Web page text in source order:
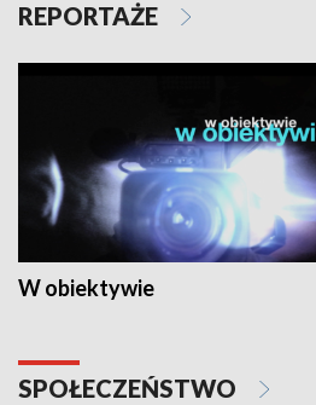
REPORTAŻE
W obiektywie
SPOŁECZEŃSTWO